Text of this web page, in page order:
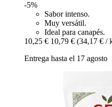
-5%
Sabor intenso.
Muy versátil.
Ideal para canapés.
10,25 € 10,79 € (34,17 € /
Entrega hasta el 17 agosto